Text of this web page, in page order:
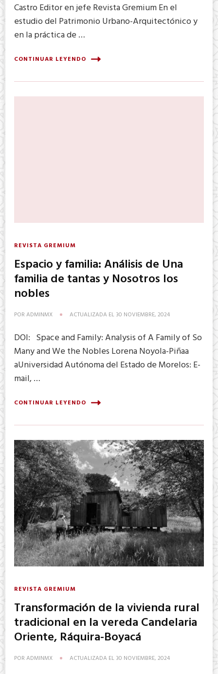
Castro Editor en jefe Revista Gremium En el
estudio del Patrimonio Urbano-Arquitectónico y
en la práctica de …
CONTINUAR LEYENDO
REVISTA GREMIUM
Espacio y familia: Análisis de Una
familia de tantas y Nosotros los
nobles
POR ADMINMX ACTUALIZADA EL 30 NOVIEMBRE, 2024
DOI: Space and Family: Analysis of A Family of So
Many and We the Nobles Lorena Noyola-Piñaa
aUniversidad Autónoma del Estado de Morelos: E-
mail, …
CONTINUAR LEYENDO
REVISTA GREMIUM
Transformación de la vivienda rural
tradicional en la vereda Candelaria
Oriente, Ráquira-Boyacá
POR ADMINMX ACTUALIZADA EL 30 NOVIEMBRE, 2024